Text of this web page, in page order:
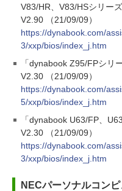
V83/HR、V83/HSシリーズ
V2.90 （21/09/09）
https://dynabook.com/
3/xxp/bios/index_j.htm
「dynabook Z95/FPシリ
V2.30 （21/09/09）
https://dynabook.com/
5/xxp/bios/index_j.htm
「dynabook U63/FP、
V2.30 （21/09/09）
https://dynabook.com/
3/xxp/bios/index_j.htm
NECパーソナルコンピ